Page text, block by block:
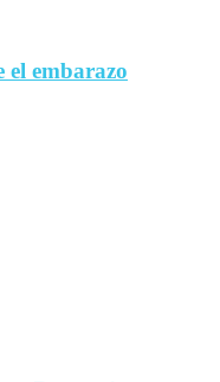
embarazo